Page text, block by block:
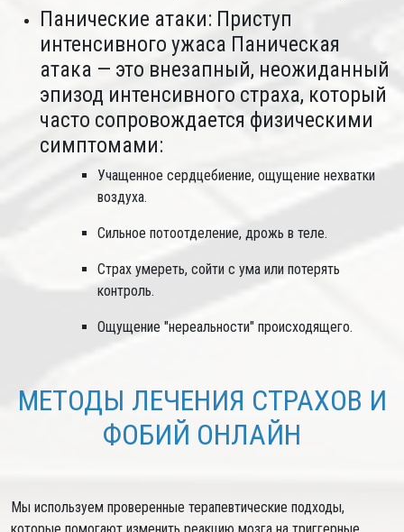
Панические атаки: Приступ
интенсивного ужаса Паническая
атака — это внезапный, неожиданный
эпизод интенсивного страха, который
часто сопровождается физическими
симптомами:
Учащенное сердцебиение, ощущение нехватки
воздуха.
Сильное потоотделение, дрожь в теле.
Страх умереть, сойти с ума или потерять
контроль.
Ощущение "нереальности" происходящего.
МЕТОДЫ ЛЕЧЕНИЯ СТРАХОВ И
ФОБИЙ ОНЛАЙН
Мы используем проверенные терапевтические подходы,